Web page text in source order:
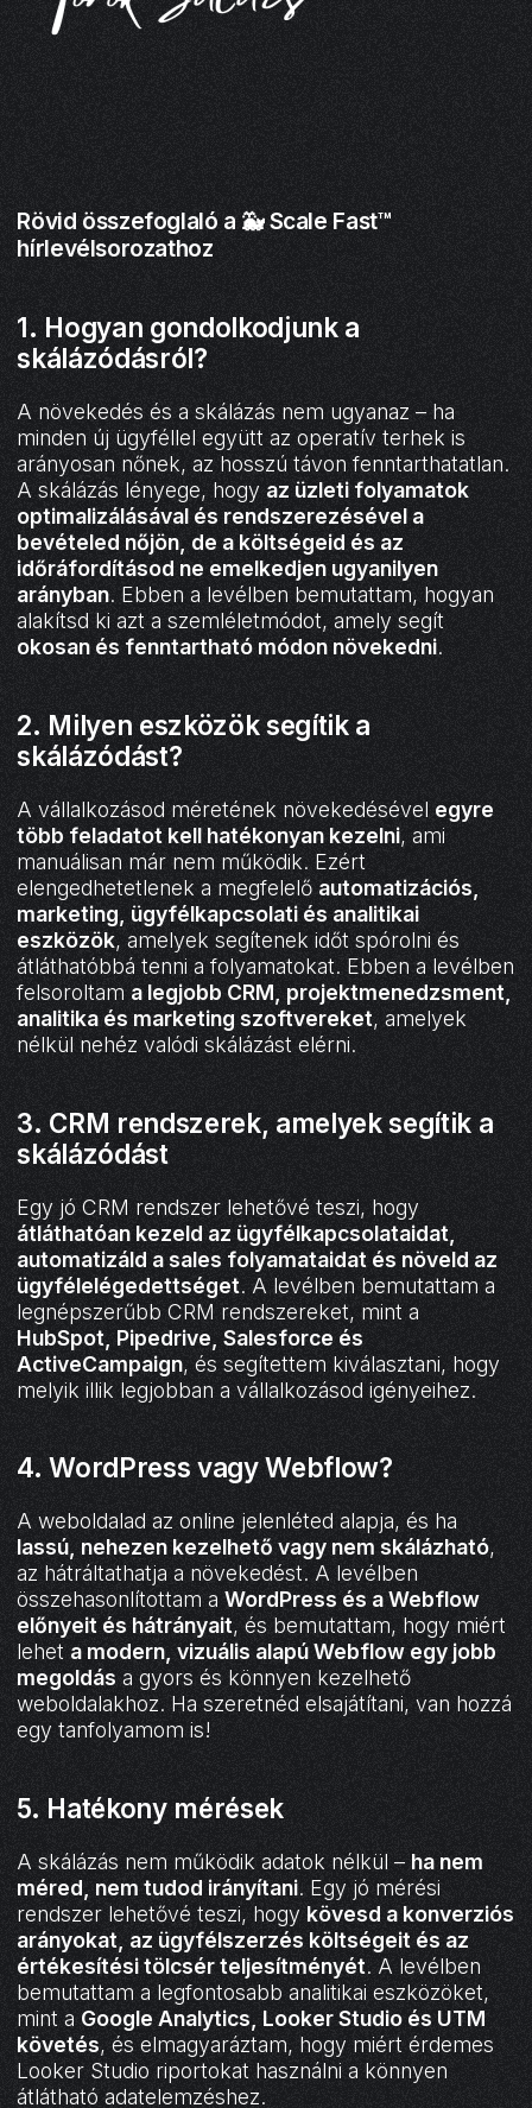
Rövid összefoglaló a 🐳 Scale Fast™
hírlevélsorozathoz
1. Hogyan gondolkodjunk a
skálázódásról?
A növekedés és a skálázás nem ugyanaz – ha
minden új ügyféllel együtt az operatív terhek is
arányosan nőnek, az hosszú távon fenntarthatatlan.
A skálázás lényege, hogy az üzleti folyamatok
optimalizálásával és rendszerezésével a
bevételed nőjön, de a költségeid és az
időráfordításod ne emelkedjen ugyanilyen
arányban. Ebben a levélben bemutattam, hogyan
alakítsd ki azt a szemléletmódot, amely segít
okosan és fenntartható módon növekedni.
2. Milyen eszközök segítik a
skálázódást?
A vállalkozásod méretének növekedésével egyre
több feladatot kell hatékonyan kezelni, ami
manuálisan már nem működik. Ezért
elengedhetetlenek a megfelelő automatizációs,
marketing, ügyfélkapcsolati és analitikai
eszközök, amelyek segítenek időt spórolni és
átláthatóbbá tenni a folyamatokat. Ebben a levélben
felsoroltam a legjobb CRM, projektmenedzsment,
analitika és marketing szoftvereket, amelyek
nélkül nehéz valódi skálázást elérni.
3. CRM rendszerek, amelyek segítik a
skálázódást
Egy jó CRM rendszer lehetővé teszi, hogy
átláthatóan kezeld az ügyfélkapcsolataidat,
automatizáld a sales folyamataidat és növeld az
ügyfélelégedettséget. A levélben bemutattam a
legnépszerűbb CRM rendszereket, mint a
HubSpot, Pipedrive, Salesforce és
ActiveCampaign, és segítettem kiválasztani, hogy
melyik illik legjobban a vállalkozásod igényeihez.
4. WordPress vagy Webflow?
A weboldalad az online jelenléted alapja, és ha
lassú, nehezen kezelhető vagy nem skálázható,
az hátráltathatja a növekedést. A levélben
összehasonlítottam aWordPress és a Webflow
előnyeit és hátrányait, és bemutattam, hogy miért
lehet a modern, vizuális alapú Webflow egy jobb
megoldás a gyors és könnyen kezelhető
weboldalakhoz. Ha szeretnéd elsajátítani, van hozzá
egy tanfolyamom is!
5. Hatékony mérések
A skálázás nem működik adatok nélkül – ha nem
méred, nem tudod irányítani. Egy jó mérési
rendszer lehetővé teszi, hogy kövesd a konverziós
arányokat, az ügyfélszerzés költségeit és az
értékesítési tölcsér teljesítményét. A levélben
bemutattam a legfontosabb analitikai eszközöket,
mint a Google Analytics, Looker Studio és UTM
követés, és elmagyaráztam, hogy miért érdemes
Looker Studio riportokat használni a könnyen
átlátható adatelemzéshez.